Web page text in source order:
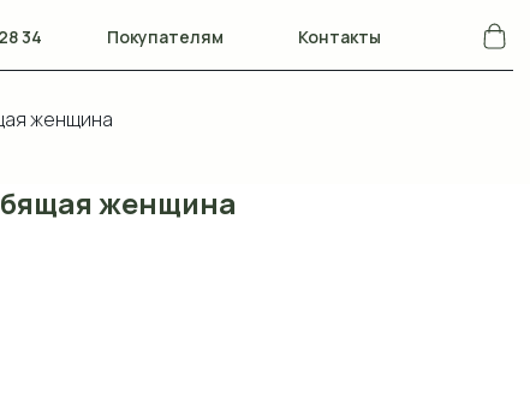
34 Покупателям Контакты
женщина
женщина